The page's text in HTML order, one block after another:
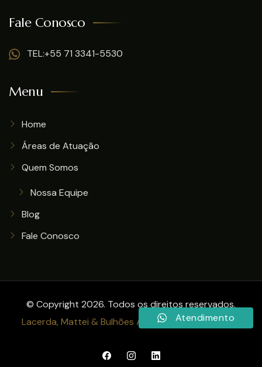
Fale Conosco
TEL:+55 71 3341-5530
Menu
Home
Áreas de Atuação
Quem Somos
Nossa Equipe
Blog
Fale Conosco
© Copyright 2026. Todos os direitos reservados.
Lacerda, Mattei & Bulhões Advogados Associados
Atendimento